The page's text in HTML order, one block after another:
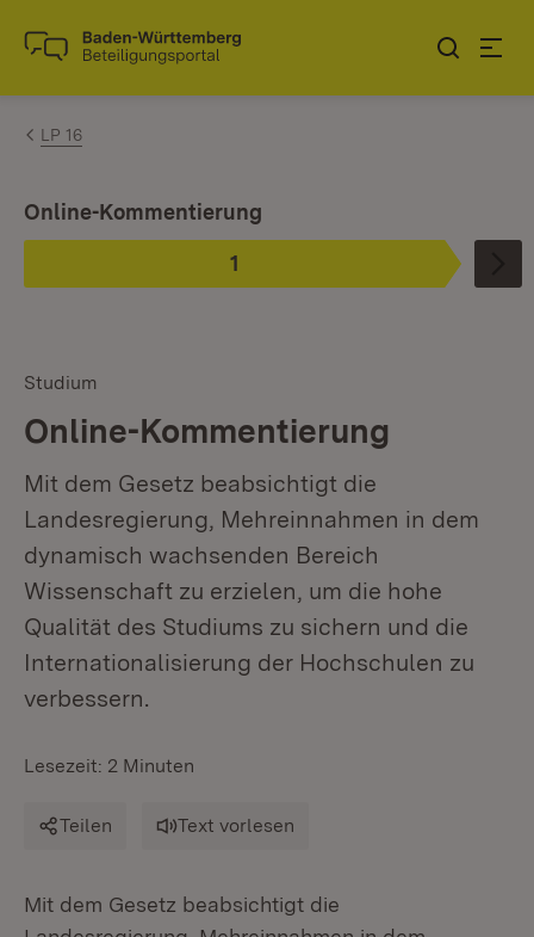
Zum Inhalt springen
Link zur Startseite
LP 16
Phase
1
:
Ist ausgewählt.
Online-Kommentierung
Studium
Online-Kommentierung
Mit dem Gesetz beabsichtigt die
Landesregierung, Mehreinnahmen in dem
dynamisch wachsenden Bereich
Wissenschaft zu erzielen, um die hohe
Qualität des Studiums zu sichern und die
Internationalisierung der Hochschulen zu
verbessern.
Lesezeit: 2 Minuten
Teilen Text vorlesen
Mit dem Gesetz beabsichtigt die